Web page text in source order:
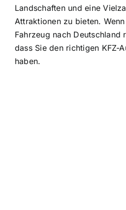
Landschaften und eine
Attraktionen zu bieten.
Fahrzeug nach Deutschland
dass Sie den richtigen KFZ-
haben.